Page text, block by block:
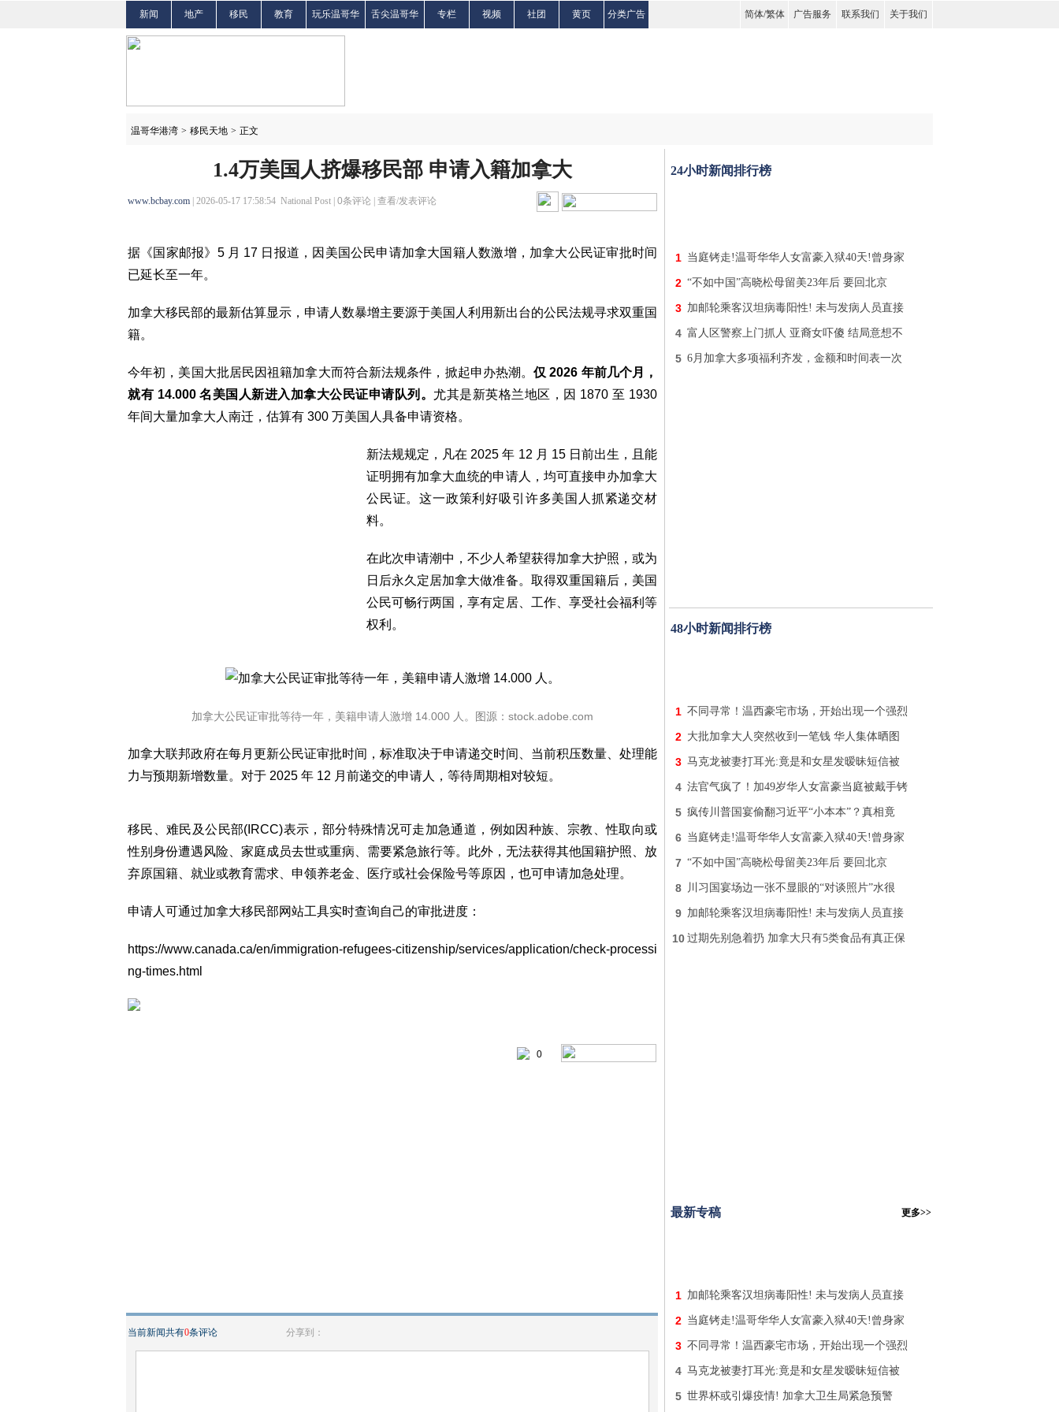
新闻 地产 移民 教育 玩乐温哥华 舌尖温哥华 专栏 视频 社团 黄页 分类广告 简体/繁体 广告服务 联系我们 关于我们
温哥华港湾 > 移民天地 > 正文
1.4万美国人挤爆移民部 申请入籍加拿大
www.bcbay.com | 2026-05-17 17:58:54 National Post | 0条评论 | 查看/发表评论
据《国家邮报》5 月 17 日报道，因美国公民申请加拿大国籍人数激增，加拿大公民证审批时间
已延长至一年。
加拿大移民部的最新估算显示，申请人数暴增主要源于美国人利用新出台的公民法规寻求双重国
籍。
今年初，美国大批居民因祖籍加拿大而符合新法规条件，掀起申办热潮。仅 2026 年前几个月，
就有 14.000 名美国人新进入加拿大公民证申请队列。 尤其是新英格兰地区，因 1870 至 1930
年间大量加拿大人南迁，估算有 300 万美国人具备申请资格。
新法规规定，凡在 2025 年 12 月 15 日前出生，且能
证明拥有加拿大血统的申请人，均可直接申办加拿大
公民证。这一政策利好吸引许多美国人抓紧递交材
料。
在此次申请潮中，不少人希望获得加拿大护照，或为
日后永久定居加拿大做准备。取得双重国籍后，美国
公民可畅行两国，享有定居、工作、享受社会福利等
权利。
加拿大公民证审批等待一年，美籍申请人激增 14.000 人。图源：stock.adobe.com
加拿大联邦政府在每月更新公民证审批时间，标准取决于申请递交时间、当前积压数量、处理能
力与预期新增数量。对于 2025 年 12 月前递交的申请人，等待周期相对较短。
移民、难民及公民部(IRCC)表示，部分特殊情况可走加急通道，例如因种族、宗教、性取向或
性别身份遭遇风险、家庭成员去世或重病、需要紧急旅行等。此外，无法获得其他国籍护照、放
弃原国籍、就业或教育需求、申领养老金、医疗或社会保险号等原因，也可申请加急处理。
申请人可通过加拿大移民部网站工具实时查询自己的审批进度：
https://www.canada.ca/en/immigration-refugees-citizenship/services/application/check-processi
ng-times.html
0
当前新闻共有0条评论 分享到：
24小时新闻排行榜
1 当庭铐走!温哥华华人女富豪入狱40天!曾身家
2 “不如中国”高晓松母留美23年后 要回北京
3 加邮轮乘客汉坦病毒阳性! 未与发病人员直接
4 富人区警察上门抓人 亚裔女吓傻 结局意想不
5 6月加拿大多项福利齐发，金额和时间表一次
48小时新闻排行榜
1 不同寻常！温西豪宅市场，开始出现一个强烈
2 大批加拿大人突然收到一笔钱 华人集体晒图
3 马克龙被妻打耳光:竟是和女星发暧昧短信被
4 法官气疯了！加49岁华人女富豪当庭被戴手铐
5 疯传川普国宴偷翻习近平“小本本”？真相竟
6 当庭铐走!温哥华华人女富豪入狱40天!曾身家
7 “不如中国”高晓松母留美23年后 要回北京
8 川习国宴场边一张不显眼的“对谈照片”水很
9 加邮轮乘客汉坦病毒阳性! 未与发病人员直接
10 过期先别急着扔 加拿大只有5类食品有真正保
最新专稿 更多>>
1 加邮轮乘客汉坦病毒阳性! 未与发病人员直接
2 当庭铐走!温哥华华人女富豪入狱40天!曾身家
3 不同寻常！温西豪宅市场，开始出现一个强烈
4 马克龙被妻打耳光:竟是和女星发暧昧短信被
5 世界杯或引爆疫情! 加拿大卫生局紧急预警